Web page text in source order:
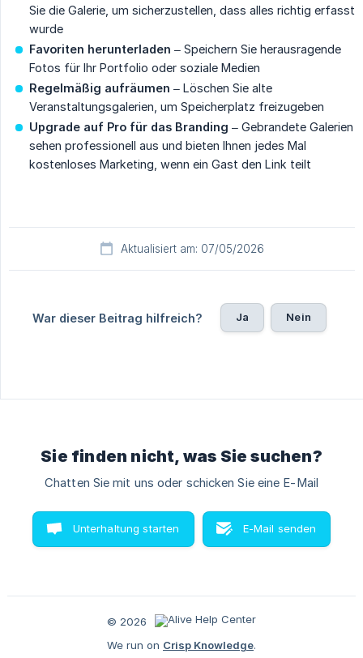
Sie die Galerie, um sicherzustellen, dass alles richtig erfasst
wurde
Favoriten herunterladen – Speichern Sie herausragende
Fotos für Ihr Portfolio oder soziale Medien
Regelmäßig aufräumen – Löschen Sie alte
Veranstaltungsgalerien, um Speicherplatz freizugeben
Upgrade auf Pro für das Branding – Gebrandete Galerien
sehen professionell aus und bieten Ihnen jedes Mal
kostenloses Marketing, wenn ein Gast den Link teilt
Aktualisiert am: 07/05/2026
War dieser Beitrag hilfreich? Ja Nein
Sie finden nicht, was Sie suchen?
Chatten Sie mit uns oder schicken Sie eine E-Mail
Unterhaltung starten E-Mail senden
© 2026
We run on Crisp Knowledge.